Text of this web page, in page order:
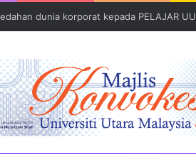
perkukuh sinergi akademik dan budaya